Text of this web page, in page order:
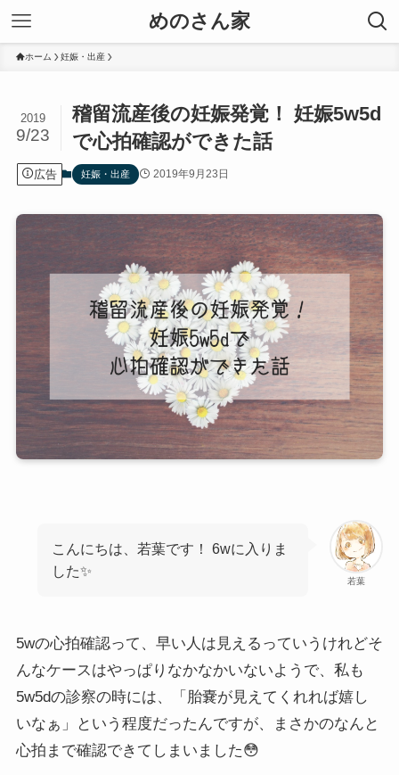
めのさん家
ホーム 妊娠・出産
稽留流産後の妊娠発覚！ 妊娠5w5d
で心拍確認ができた話
2019
9/23
広告 妊娠・出産 2019年9月23日
若葉
こんにちは、若葉です！ 6wに入りま
した✨
5wの心拍確認って、早い人は見えるっていうけれどそ
んなケースはやっぱりなかなかいないようで、私も
5w5dの診察の時には、「胎嚢が見えてくれれば嬉し
いなぁ」という程度だったんですが、まさかのなんと
心拍まで確認できてしまいました😳